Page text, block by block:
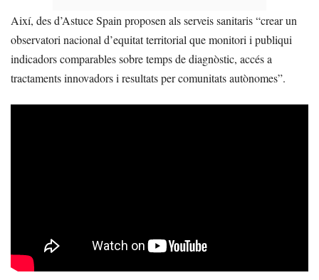
Així, des d’Astuce Spain proposen als serveis sanitaris “crear un
observatori nacional d’equitat territorial que monitori i publiqui
indicadors comparables sobre temps de diagnòstic, accés a
tractaments innovadors i resultats per comunitats autònomes”.